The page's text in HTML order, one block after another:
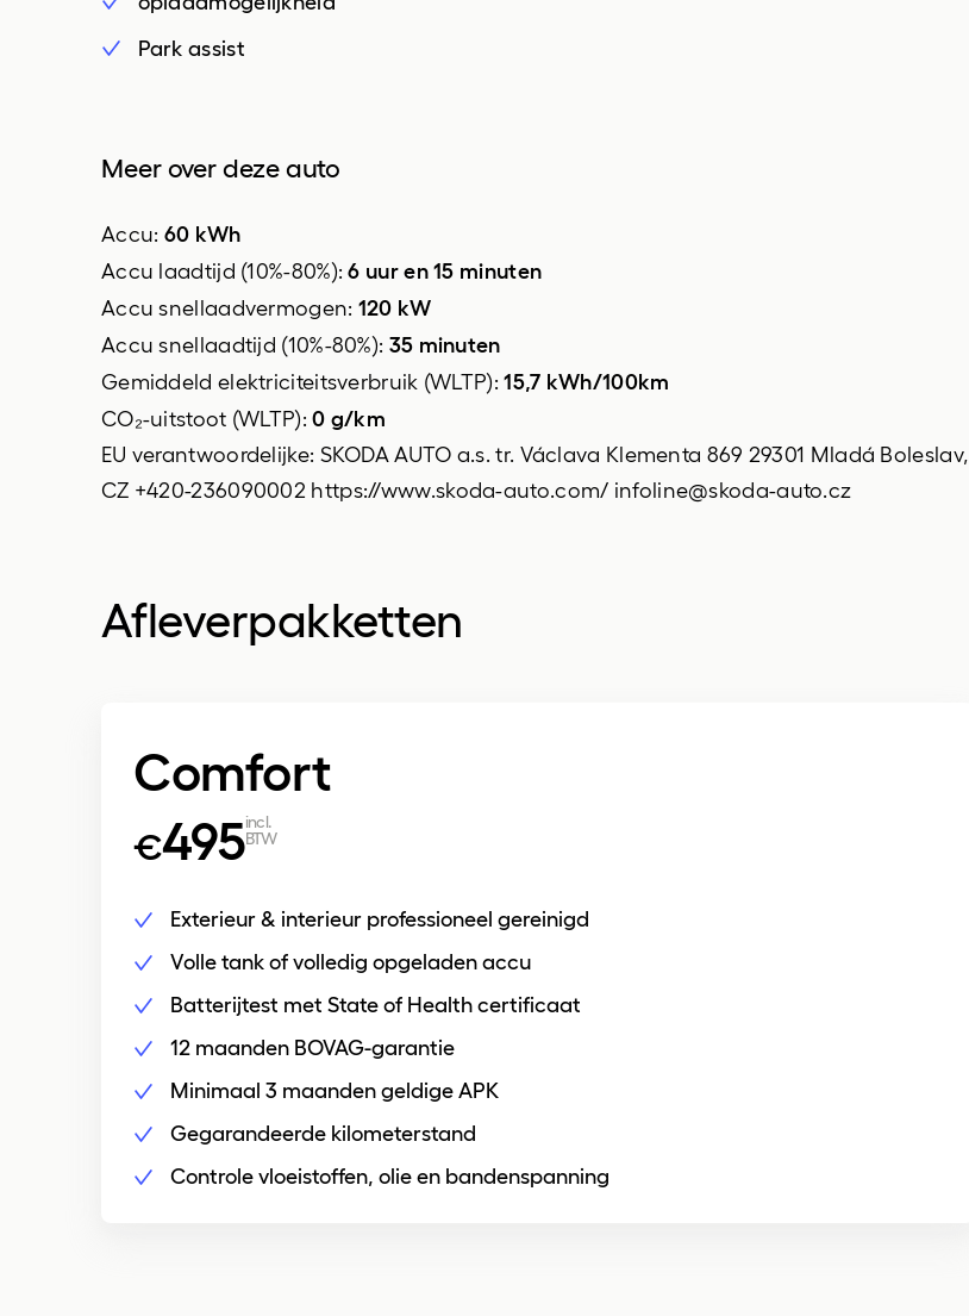
geluidsimulator
keyless start
verstelbaar
sfeerverlichting
stuurwiel multifunctioneel
Park assist
Meer over deze auto
Accu: 60 kWh
Accu laadtijd (10%-80%):6 uur en 15 minuten
Accu snellaadvermogen: 120 kW
Accu snellaadtijd (10%-80%): 35 minuten
Gemiddeld elektriciteitsverbruik (WLTP):15,7 kWh/100km
CO₂-uitstoot (WLTP):0 g/km
EU verantwoordelijke: SKODA AUTO a.s. tr. Václava Klementa 869 29301 Mladá Boleslav,
CZ +420-236090002 https://www.skoda-auto.com/ infoline@skoda-auto.cz
Afleverpakketten
Comfort
€495incl.
BTW
Exterieur & interieur professioneel gereinigd
Volle tank of volledig opgeladen accu
Batterijtest met State of Health certificaat
12 maanden BOVAG-garantie
Minimaal 3 maanden geldige APK
Gegarandeerde kilometerstand
Controle vloeistoffen, olie en bandenspanning